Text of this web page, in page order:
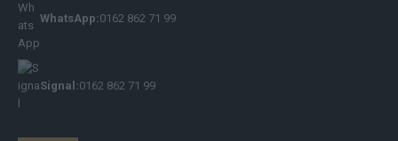
WhatsApp:0162 862 71 99
Signal:0162 862 71 99